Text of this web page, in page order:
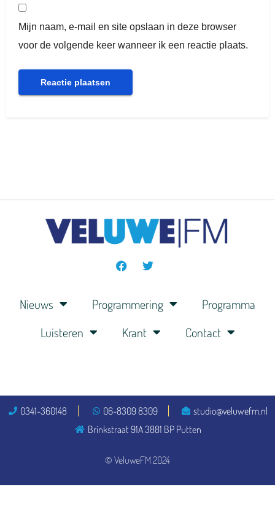
Mijn naam, e-mail en site opslaan in deze browser
voor de volgende keer wanneer ik een reactie plaats.
Nieuws Programmering
Programma
Luisteren
Krant Contact
© VeluweFM 2024
0341-360148 06-8309 8309
studio@veluwefm.nl
Brinkstraat 91A 3881 BP Putten